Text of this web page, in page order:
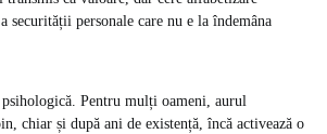
securității personale care nu e la îndemâna
Pentru mulți oameni, aurul
chiar și după ani de existență, încă activează o